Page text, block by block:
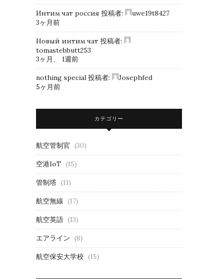
Интим чат россия 投稿者:
uwe19t8427
3ヶ月前
Новый интим чат 投稿者:
tomastebbutt253
3ヶ月、 1週前
nothing special 投稿者:
Josephfed
5ヶ月前
カテゴリー
航空管制官 (30)
空港IoT (15)
管制塔 (11)
航空無線 (17)
航空英語 (13)
エアライン (8)
航空保安大学校 (15)